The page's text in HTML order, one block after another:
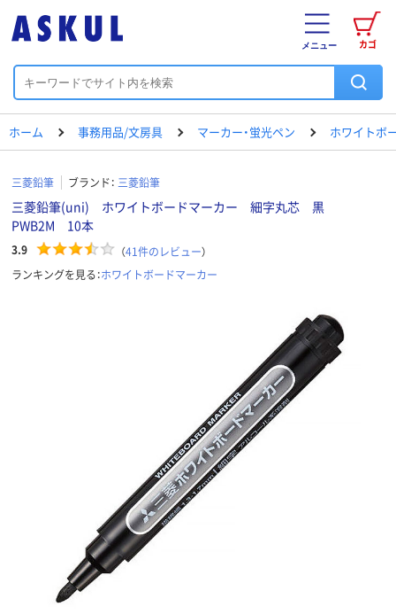
カゴ
メニュー
ホーム 事務用品/文房具 マーカー・蛍光ペン ホワイトボ
三菱鉛筆 ブランド： 三菱鉛筆
三菱鉛筆(uni) ホワイトボードマーカー 細字丸芯 黒
PWB2M 10本
3.9 （41件のレビュー）
ランキングを見る：ホワイトボードマーカー